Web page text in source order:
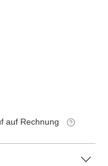
auf Rechnung